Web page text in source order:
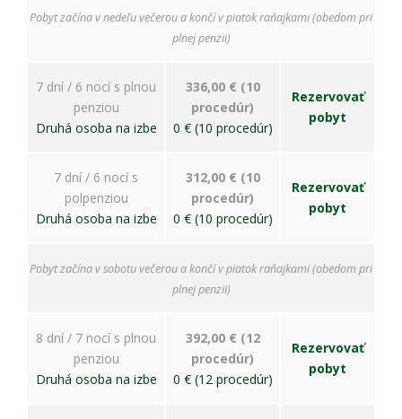
Pobyt začína v nedeľu večerou a končí v piatok raňajkami (obedom pri
plnej penzii)
7 dní / 6 nocí s plnou
penziou
Druhá osoba na izbe
336,00 € (10
procedúr)
0 € (10 procedúr)
Rezervovať
pobyt
7 dní / 6 nocí s
polpenziou
Druhá osoba na izbe
312,00 € (10
procedúr)
0 € (10 procedúr)
Rezervovať
pobyt
Pobyt začína v sobotu večerou a končí v piatok raňajkami (obedom pri
plnej penzii)
8 dní / 7 nocí s plnou
penziou
Druhá osoba na izbe
392,00 € (12
procedúr)
0 € (12 procedúr)
Rezervovať
pobyt